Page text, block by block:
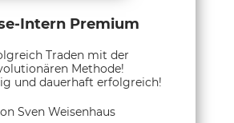
Intern Premium
Traden mit der
Methode!
und dauerhaft erfolgreich!
Sven Weisenhaus